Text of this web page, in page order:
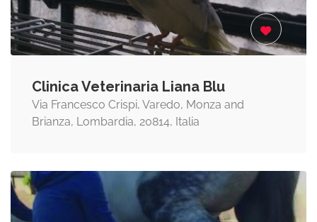
Clinica Veterinaria Liana Blu
Via Francesco Crispi, Varedo, Monza and
Brianza, Lombardia, 20814, Italia